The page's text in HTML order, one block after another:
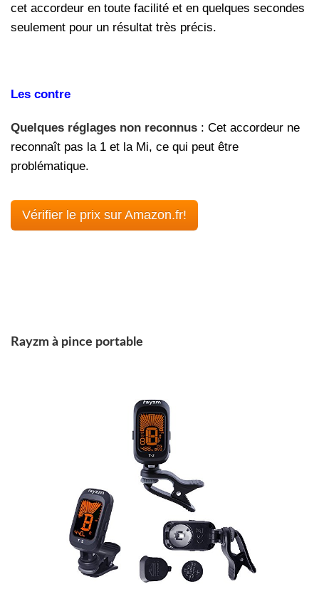
cet accordeur en toute facilité et en quelques secondes
seulement pour un résultat très précis.
Les contre
Quelques réglages non reconnus : Cet accordeur ne
reconnaît pas la 1 et la Mi, ce qui peut être
problématique.
Vérifier le prix sur Amazon.fr!
Rayzm à pince portable